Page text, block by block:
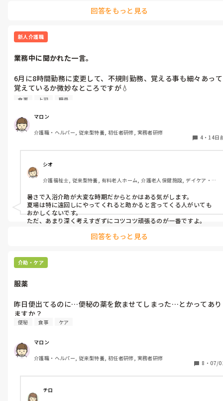
禁止等を武器にするのもひとつの手かと、勝手ながらの意見です
回答をもっと見る
新人介護職
業務中に聞かれた一言。
6月に8時間勤務に変更して、不規則勤務、覚える事も細々あって
覚えているか微妙なところですが💧‬
風呂業務に戻りたいとかないの？って聞かれました…
聞いただけかもしれませんし。私はここに必要ないのかなって思
今日も食事も遅ければ要領悪いのでなんか元気でないです…
食事 上司 職員
マロン
介護職・ヘルパー, 従来型特養, 初任者研修, 実務者研修
4・ 14日
シオ
介護福祉士, 従来型特養, 有料老人ホーム, 介護老人保健施設, デイケア・通
護
暑さで入浴介助が大変な時期だからとかはある気がします。
夏場は特に遠回しにやってくれると助かると言ってくる人がいても
おかしくないです。
ただ、あまり深く考えすぎずにコツコツ頑張るのが一番ですよ。
回答をもっと見る
介助・ケア
服薬
昨日便出てるのに…便秘の薬を飲ませてしまった…とかってあり
ますか？
便秘 食事 ケア
マロン
介護職・ヘルパー, 従来型特養, 初任者研修, 実務者研修
8 ・ 07/
チロ